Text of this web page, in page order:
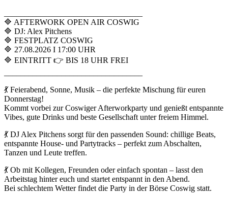
🔷 AFTERWORK OPEN AIR COSWIG
🔷 DJ: Alex Pitchens
🔷 FESTPLATZ COSWIG
🔷 27.08.2026 I 17:00 UHR
🔷 EINTRITT 👉 BIS 18 UHR FREI
💃 Feierabend, Sonne, Musik – die perfekte Mischung für euren
Donnerstag!
Kommt vorbei zur Coswiger Afterworkparty und genießt entspannte
Vibes, gute Drinks und beste Gesellschaft unter freiem Himmel.
💃 DJ Alex Pitchens sorgt für den passenden Sound: chillige Beats,
entspannte House- und Partytracks – perfekt zum Abschalten,
Tanzen und Leute treffen.
💃 Ob mit Kollegen, Freunden oder einfach spontan – lasst den
Arbeitstag hinter euch und startet entspannt in den Abend.
Bei schlechtem Wetter findet die Party in der Börse Coswig statt.